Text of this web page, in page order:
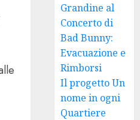
Grandine al
Concerto di
Bad Bunny:
Evacuazione e
Rimborsi
Il progetto Un
nome in ogni
Quartiere